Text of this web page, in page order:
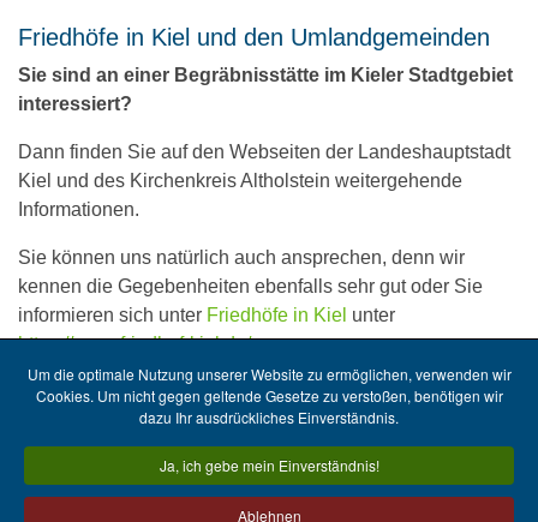
Friedhöfe in Kiel und den Umlandgemeinden
Sie sind an einer Begräbnisstätte im Kieler Stadtgebiet
interessiert?
Dann finden Sie auf den Webseiten der Landeshauptstadt
Kiel und des Kirchenkreis Altholstein weitergehende
Informationen.
Sie können uns natürlich auch ansprechen, denn wir
kennen die Gegebenheiten ebenfalls sehr gut oder Sie
informieren sich unter Friedhöfe in Kiel unter
https://www.friedhof-kiel.de/
Kontaktformular
Datenschutz
Um die optimale Nutzung unserer Website zu ermöglichen, verwenden wir
Cookies. Um nicht gegen geltende Gesetze zu verstoßen, benötigen wir
dazu Ihr ausdrückliches Einverständnis.
Ja, ich gebe mein Einverständnis!
Ablehnen